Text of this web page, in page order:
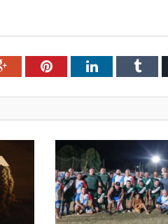
Google+PinterestLinkedIn